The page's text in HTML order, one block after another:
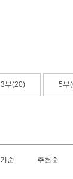
3부(20) 5부
순 추천순